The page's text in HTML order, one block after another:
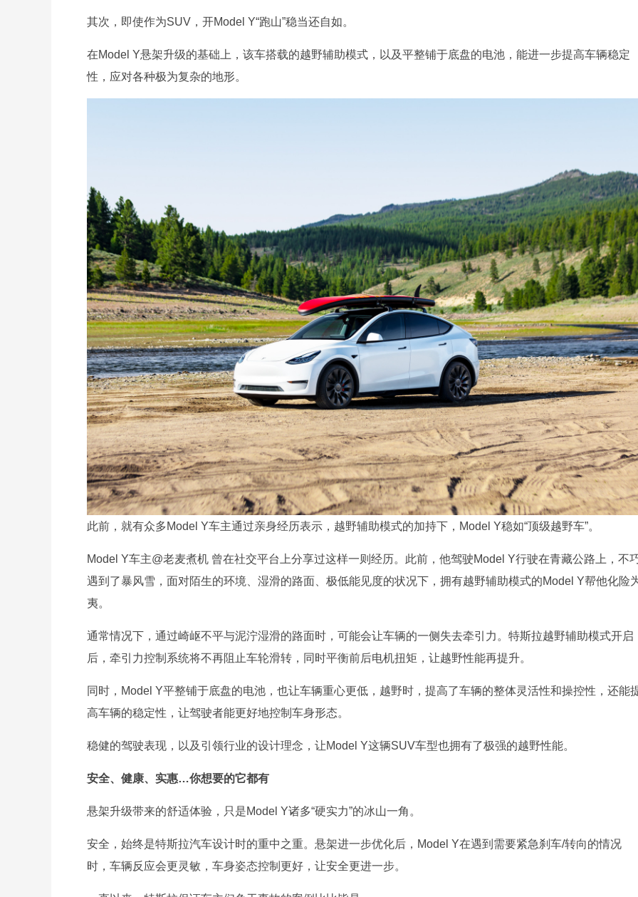
其次，即使作为SUV，开Model Y“跑山”稳当还自如。
在Model Y悬架升级的基础上，该车搭载的越野辅助模式，以及平整铺于底盘的电池，能进一步提高车辆稳定
性，应对各种极为复杂的地形。
此前，就有众多Model Y车主通过亲身经历表示，越野辅助模式的加持下，Model Y稳如“顶级越野车”。
Model Y车主@老麦煮机 曾在社交平台上分享过这样一则经历。此前，他驾驶Model Y行驶在青藏公路上，不
遇到了暴风雪，面对陌生的环境、湿滑的路面、极低能见度的状况下，拥有越野辅助模式的Model Y帮他化险
夷。
通常情况下，通过崎岖不平与泥泞湿滑的路面时，可能会让车辆的一侧失去牵引力。特斯拉越野辅助模式开启
后，牵引力控制系统将不再阻止车轮滑转，同时平衡前后电机扭矩，让越野性能再提升。
同时，Model Y平整铺于底盘的电池，也让车辆重心更低，越野时，提高了车辆的整体灵活性和操控性，还能
高车辆的稳定性，让驾驶者能更好地控制车身形态。
稳健的驾驶表现，以及引领行业的设计理念，让Model Y这辆SUV车型也拥有了极强的越野性能。
安全、健康、实惠…你想要的它都有
悬架升级带来的舒适体验，只是Model Y诸多“硬实力”的冰山一角。
安全，始终是特斯拉汽车设计时的重中之重。悬架进一步优化后，Model Y在遇到需要紧急刹车/转向的情况
时，车辆反应会更灵敏，车身姿态控制更好，让安全更进一步。